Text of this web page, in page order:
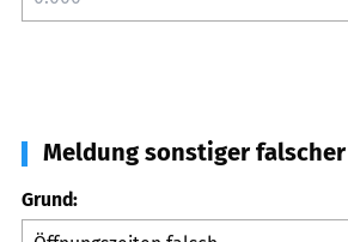
Meldung sonstiger
Grund: